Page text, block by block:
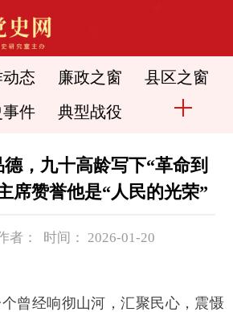
态 廉政之窗 县区之窗
事件 典型战役
，九十高龄写下“革命到
席赞誉他是“人民的光荣”
者： 时间： 2026-01-20
曾经响彻山河，汇聚民心，震慑